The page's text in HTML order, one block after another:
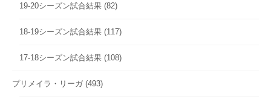
19-20シーズン試合結果 (82)
18-19シーズン試合結果 (117)
17-18シーズン試合結果 (108)
プリメイラ・リーガ (493)